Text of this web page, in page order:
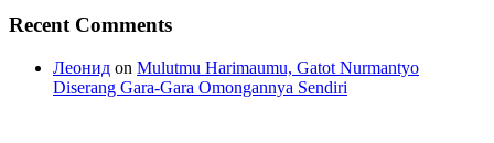
Recent Comments
Леонид on Mulutmu Harimaumu, Gatot Nurmantyo
Diserang Gara-Gara Omongannya Sendiri